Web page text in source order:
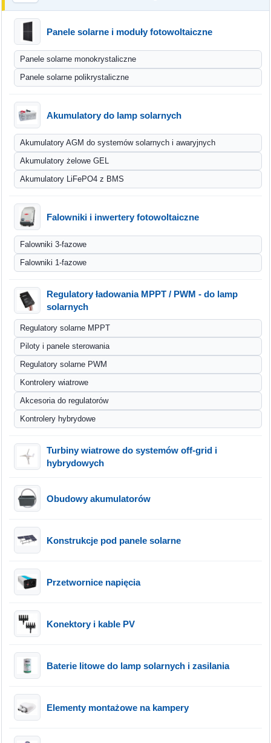
Panele solarne i moduły fotowoltaiczne
Panele solarne monokrystaliczne
Panele solarne polikrystaliczne
Akumulatory do lamp solarnych
Akumulatory AGM do systemów solarnych i awaryjnych
Akumulatory żelowe GEL
Akumulatory LiFePO4 z BMS
Falowniki i inwertery fotowoltaiczne
Falowniki 3-fazowe
Falowniki 1-fazowe
Regulatory ładowania MPPT / PWM - do lamp
solarnych
Regulatory solarne MPPT
Piloty i panele sterowania
Regulatory solarne PWM
Kontrolery wiatrowe
Akcesoria do regulatorów
Kontrolery hybrydowe
Turbiny wiatrowe do systemów off-grid i
hybrydowych
Obudowy akumulatorów
Konstrukcje pod panele solarne
Przetwornice napięcia
Konektory i kable PV
Baterie litowe do lamp solarnych i zasilania
Elementy montażowe na kampery